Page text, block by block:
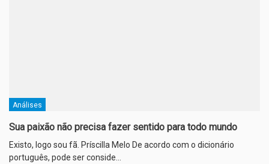
Análises
Sua paixão não precisa fazer sentido para todo mundo
Existo, logo sou fã. Príscilla Melo De acordo com o dicionário
português, pode ser conside…